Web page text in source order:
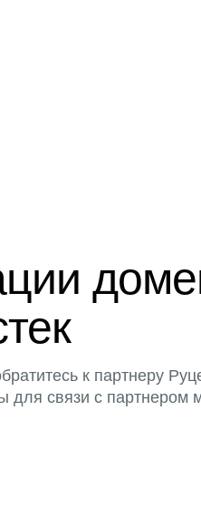
к партнеру
для связи с партнером